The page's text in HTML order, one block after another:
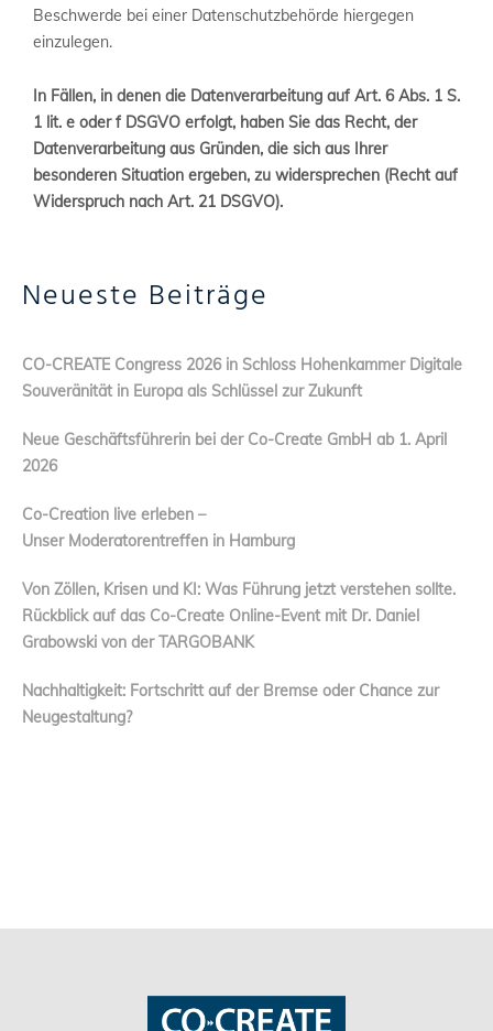
Beschwerde bei einer Datenschutzbehörde hiergegen
einzulegen.
In Fällen, in denen die Datenverarbeitung auf Art. 6 Abs. 1 S.
1 lit. e oder f DSGVO erfolgt, haben Sie das Recht, der
Datenverarbeitung aus Gründen, die sich aus Ihrer
besonderen Situation ergeben, zu widersprechen (Recht auf
Widerspruch nach Art. 21 DSGVO).
Neueste Beiträge
CO-CREATE Congress 2026 in Schloss Hohenkammer Digitale
Souveränität in Europa als Schlüssel zur Zukunft
Neue Geschäftsführerin bei der Co-Create GmbH ab 1. April
2026
Co-Creation live erleben –
Unser Moderatorentreffen in Hamburg
Von Zöllen, Krisen und KI: Was Führung jetzt verstehen sollte.
Rückblick auf das Co-Create Online-Event mit Dr. Daniel
Grabowski von der TARGOBANK
Nachhaltigkeit: Fortschritt auf der Bremse oder Chance zur
Neugestaltung?